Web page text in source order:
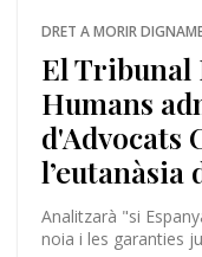
DRET A MORIR
El Tribunal
Humans
d'Advocats
l’eutanàsia
Analitzarà "si
noia i les garanties